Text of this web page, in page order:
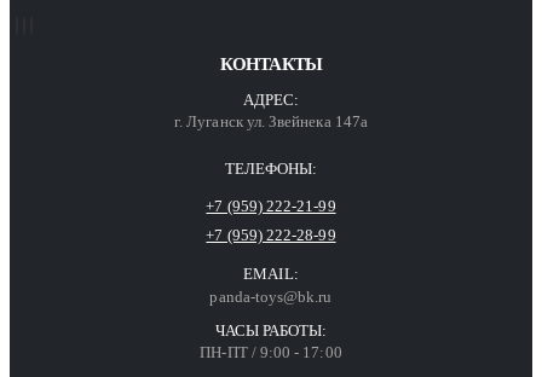
КОНТАКТЫ
АДРЕС:
г. Луганск ул. Звейнека 147а
ТЕЛЕФОНЫ:
+7 (959) 222-21-99
+7 (959) 222-28-99
EMAIL:
panda-toys@bk.ru
ЧАСЫ РАБОТЫ:
ПН-ПТ / 9:00 - 17:00